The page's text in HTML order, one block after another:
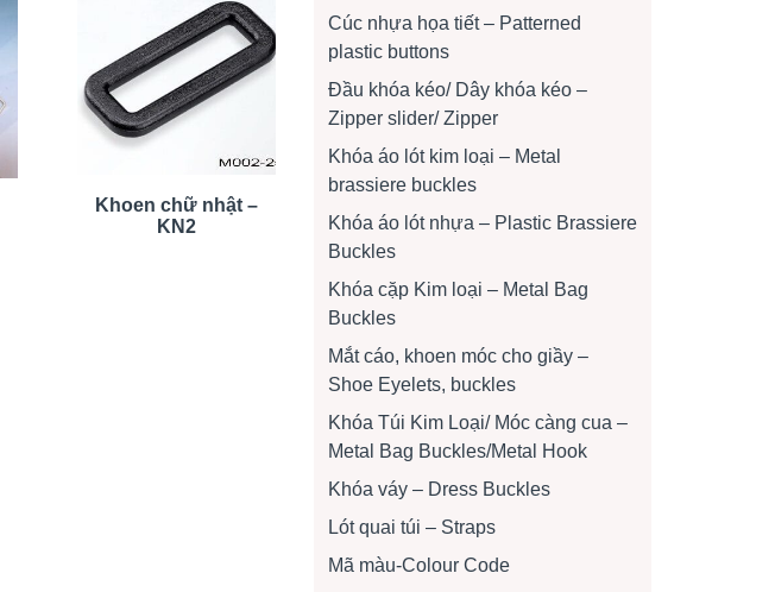
Khoen chữ nhật –
KN2
Cúc nhựa họa tiết – Patterned
plastic buttons
Đầu khóa kéo/ Dây khóa kéo –
Zipper slider/ Zipper
Khóa áo lót kim loại – Metal
brassiere buckles
Khóa áo lót nhựa – Plastic Brassiere
Buckles
Khóa cặp Kim loại – Metal Bag
Buckles
Mắt cáo, khoen móc cho giầy –
Shoe Eyelets, buckles
Khóa Túi Kim Loại/ Móc càng cua –
Metal Bag Buckles/Metal Hook
Khóa váy – Dress Buckles
Lót quai túi – Straps
Mã màu-Colour Code